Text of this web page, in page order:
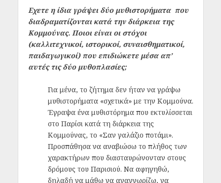
Εχετε η ίδια γράψει δύο μυθιστορήματα που
διαδραματίζονται κατά την διάρκεια της
Κομμούνας. Ποιοι είναι οι στόχοι
(καλλιτεχνικοί, ιστορικοί, συναισθηματικοί,
παιδαγωγικοί) που επιδιώκετε μέσα απ’
αυτές τις δύο μυθοπλασίες;
Για μένα, το ζήτημα δεν ήταν να γράψω
μυθιστορήματα «σχετικά» με την Κομμούνα.
Έγραψα ένα μυθιστόρημα που εκτυλίσσεται
στο Παρίσι κατά τη διάρκεια της
Κομμούνας, το «Σαν γαλάζιο ποτάμι».
Προσπάθησα να αναβιώσω το πλήθος των
χαρακτήρων που διασταυρώνονταν στους
δρόμους του Παρισιού. Να αφηγηθώ,
δηλαδή να μάθω να αναγνωρίζω, να